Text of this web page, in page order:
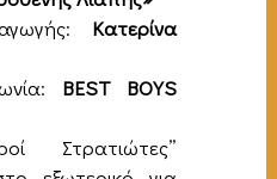
Κατερίνα
BEST
BOYS
Στρατιώτες”